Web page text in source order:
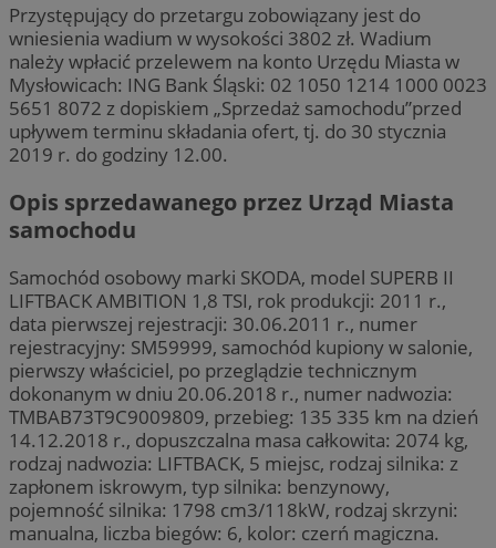
Przystępujący do przetargu zobowiązany jest do
wniesienia wadium w wysokości 3802 zł. Wadium
należy wpłacić przelewem na konto Urzędu Miasta w
Mysłowicach: ING Bank Śląski: 02 1050 1214 1000 0023
5651 8072 z dopiskiem „Sprzedaż samochodu”przed
upływem terminu składania ofert, tj. do 30 stycznia
2019 r. do godziny 12.00.
Opis sprzedawanego przez Urząd Miasta
samochodu
Samochód osobowy marki SKODA, model SUPERB II
LIFTBACK AMBITION 1,8 TSI, rok produkcji: 2011 r.,
data pierwszej rejestracji: 30.06.2011 r., numer
rejestracyjny: SM59999, samochód kupiony w salonie,
pierwszy właściciel, po przeglądzie technicznym
dokonanym w dniu 20.06.2018 r., numer nadwozia:
TMBAB73T9C9009809, przebieg: 135 335 km na dzień
14.12.2018 r., dopuszczalna masa całkowita: 2074 kg,
rodzaj nadwozia: LIFTBACK, 5 miejsc, rodzaj silnika: z
zapłonem iskrowym, typ silnika: benzynowy,
pojemność silnika: 1798 cm3/118kW, rodzaj skrzyni:
manualna, liczba biegów: 6, kolor: czerń magiczna.